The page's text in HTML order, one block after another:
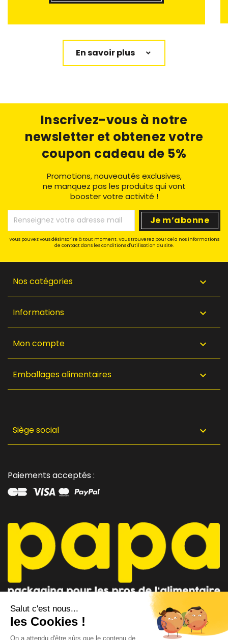
En savoir plus
Inscrivez-vous à notre
newsletter et obtenez votre
coupon cadeau de 5%
Promotions, nouveautés exclusives,
ne manquez pas les produits qui vont
booster votre activité !
Vous pouvez vous désinscrire à tout moment. Vous trouverez pour cela nos informations
de contact dans les conditions d'utilisation du site.
CONSEILLER PAPA
AU 04 91 35 09 09
CONTACTEZ-NOUS
par mail
Nos catégories 
Informations 
Mon compte 
Emballages alimentaires 
Siège social 
Paiements acceptés :